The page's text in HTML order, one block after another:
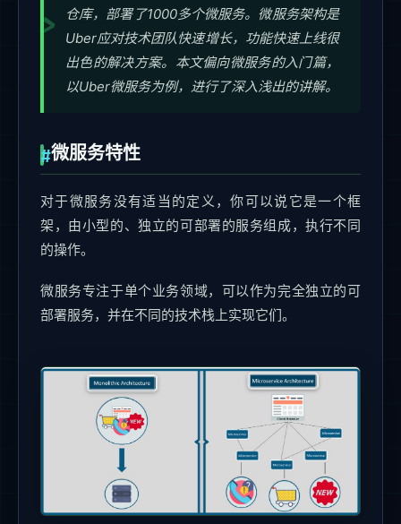
仓库，部署了1000多个微服务。微服务架构是
Uber应对技术团队快速增长，功能快速上线很
出色的解决方案。本文偏向微服务的入门篇，
以Uber微服务为例，进行了深入浅出的讲解。
微服务特性
对于微服务没有适当的定义，你可以说它是一个框
架，由小型的、独立的可部署的服务组成，执行不同
的操作。
微服务专注于单个业务领域，可以作为完全独立的可
部署服务，并在不同的技术栈上实现它们。